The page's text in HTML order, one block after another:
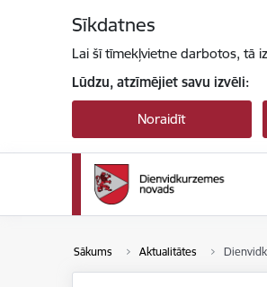
Sīkdatnes
Lai šī tīmekļvietne darbotos, tā
Lūdzu, atzīmējiet savu izvēli:
Noraidīt
Sākums Aktualitātes